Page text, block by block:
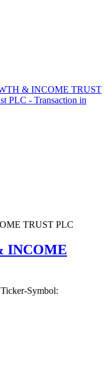
& INCOME TRUST
PLC - Transaction in
INCOME
Ticker-Symbol: